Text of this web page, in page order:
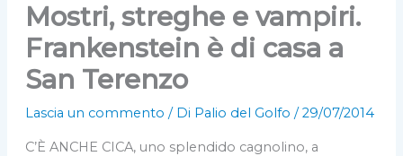
Mostri, streghe e vampiri.
Frankenstein è di casa a
San Terenzo
Lascia un commento / Di Palio del Golfo /29/07/2014
C’È ANCHE CICA, uno splendido cagnolino, a